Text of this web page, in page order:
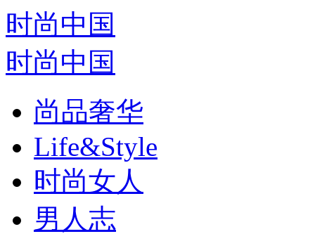
时尚中国
时尚中国
尚品奢华
Life&Style
时尚女人
男人志